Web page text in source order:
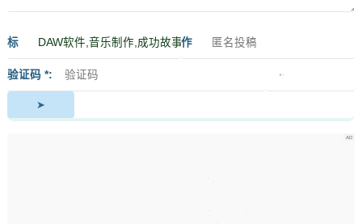
标
签
作
验证码 *